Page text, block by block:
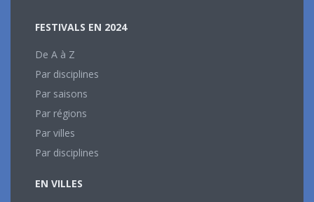
FESTIVALS EN 2024
De A à Z
Par disciplines
Par saisons
Par régions
Par villes
Par disciplines
EN VILLES